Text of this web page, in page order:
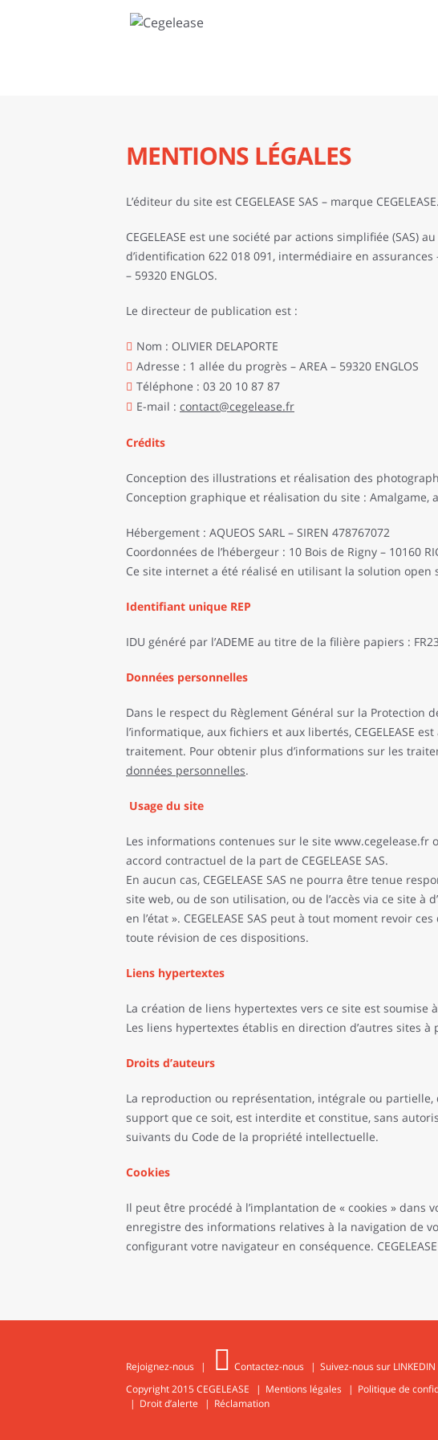
MENTIONS LÉGALES
L’éditeur du site est CEGELEASE SAS – marque CEGELEASE.
CEGELEASE est une société par actions simplifiée (SAS)
d’identification 622 018 091, intermédiaire en assurances
– 59320 ENGLOS.
Le directeur de publication est :
Nom : OLIVIER DELAPORTE
Adresse : 1 allée du progrès – AREA – 59320 ENGLOS
Téléphone : 03 20 10 87 87
E-mail : contact@cegelease.fr
Crédits
Conception des illustrations et réalisation des
Conception graphique et réalisation du site : Amalgame,
Hébergement : AQUEOS SARL – SIREN 478767072
Coordonnées de l’hébergeur : 10 Bois de Rigny – 10160
Ce site internet a été réalisé en utilisant la solution open
Identifiant unique REP
IDU généré par l’ADEME au titre de la filière papiers :
Données personnelles
Dans le respect du Règlement Général sur la Protection
l’informatique, aux fichiers et aux libertés, CEGELEASE
traitement. Pour obtenir plus d’informations sur les
données personnelles.
Usage du site
Les informations contenues sur le site
accord contractuel de la part de CEGELEASE SAS.
En aucun cas, CEGELEASE SAS ne pourra être tenue
site web, ou de son utilisation, ou de l’accès via ce site à
en l’état ». CEGELEASE SAS peut à tout moment revoir
toute révision de ces dispositions.
Liens hypertextes
La création de liens hypertextes vers ce site est soumise
Les liens hypertextes établis en direction d’autres sites à
Droits d’auteurs
La reproduction ou représentation, intégrale ou
support que ce soit, est interdite et constitue, sans
suivants du Code de la propriété intellectuelle.
Cookies
Il peut être procédé à l’implantation de « cookies »
enregistre des informations relatives à la navigation de
configurant votre navigateur en conséquence.
Rejoignez-nous Contactez-nous Suivez-nous sur LINKEDIN
Copyright 2015CEGELEASE Mentions légales Politique de
Droit d’alerte
Réclamation